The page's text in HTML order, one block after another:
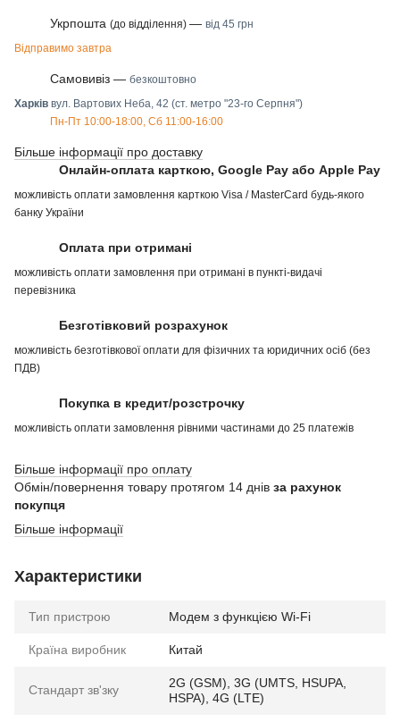
Укрпошта (до відділення) — від 45 грн
Відправимо завтра
Самовивіз — безкоштовно
Харків вул. Вартових Неба, 42 (ст. метро "23-го Серпня")
Пн-Пт 10:00-18:00, Сб 11:00-16:00
Більше інформації про доставку
Онлайн-оплата карткою, Google Pay або Apple Pay
можливість оплати замовлення карткою Visa / MasterCard будь-якого
банку України
Оплата при отримані
можливість оплати замовлення при отримані в пункті-видачі
перевізника
Безготівковий розрахунок
можливість безготівкової оплати для фізичних та юридичних осіб (без
ПДВ)
Покупка в кредит/розстрочку
можливість оплати замовлення рівними частинами до 25 платежів
Більше інформації про оплату
Обмін/повернення товару протягом 14 днів за рахунок
покупця
Більше інформації
Характеристики
Тип пристрою Модем з функцією Wi-Fi
Країна виробник Китай
Стандарт зв'зку
2G (GSM), 3G (UMTS, HSUPA,
HSPA), 4G (LTE)